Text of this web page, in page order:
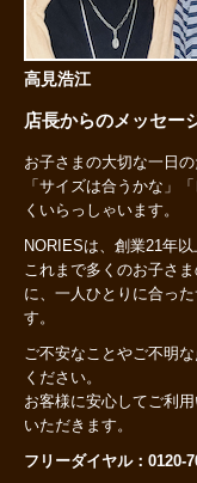
高見浩江
店長からのメッセー
お子さまの大切な一日の
「サイズは合うかな」
くいらっしゃいます。
NORIESは、創業21年
これまで多くのお子さ
に、一人ひとりに合っ
す。
ご不安なことやご不明
ください。
お客様に安心してご利
いただきます。
フリーダイヤル：0120-